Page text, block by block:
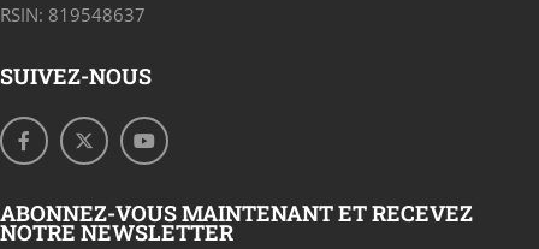
RSIN: 819548637
SUIVEZ-NOUS
ABONNEZ-VOUS MAINTENANT ET RECEVEZ
NOTRE NEWSLETTER